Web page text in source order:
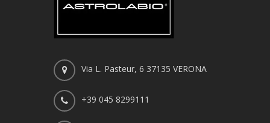
Via L. Pasteur, 6 37135 VERONA
+39 045 8299111